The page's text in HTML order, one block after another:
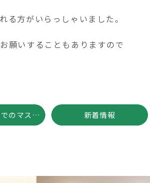
る方がいらっしゃいました。
願いすることもありますので
クリニック内でのマスク着用について 新着情報